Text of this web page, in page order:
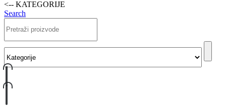
<-- KATEGORIJE
Search